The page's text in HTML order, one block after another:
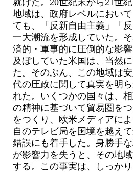
就けた。20世紀末から21世
地域は、政府レベルにおい
ても、「反新自由主義」「
一大潮流を形成していた。
済的・軍事的に圧倒的な影
及ぼしていた米国は、当然
た。そのぶん、この地域は
代の圧政に関して真実を明
れた。いくつかの国々は、
の精神に基づいて貿易圏を
をつくり、欧米メディアに
自のテレビ局を国境を越え
錯誤にも着手した。身勝手
が影響力を失うと、その地
する。この事実は、しっか